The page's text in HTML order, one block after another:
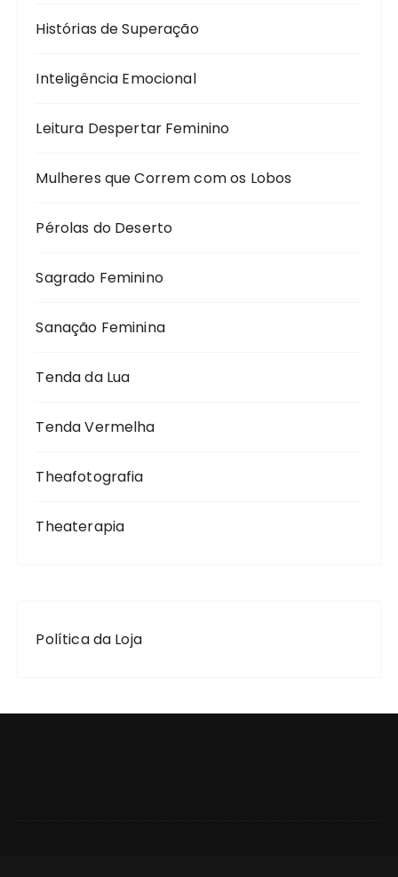
Histórias de Superação
Inteligência Emocional
Leitura Despertar Feminino
Mulheres que Correm com os Lobos
Pérolas do Deserto
Sagrado Feminino
Sanação Feminina
Tenda da Lua
Tenda Vermelha
Theafotografia
Theaterapia
Política da Loja